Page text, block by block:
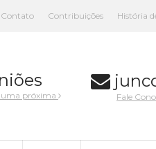
Contato Contribuições História
uma próxima Fale